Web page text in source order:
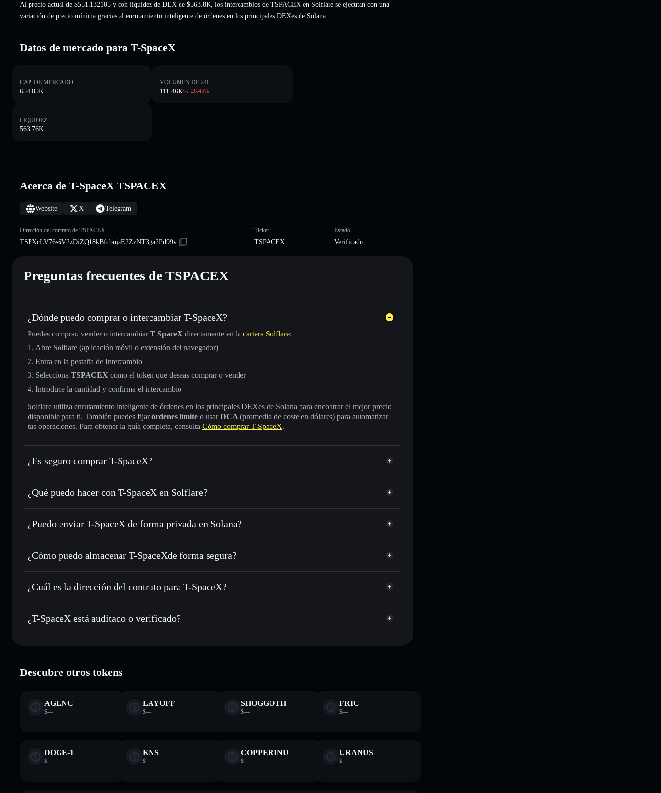
Al precio actual de $551.132105 y con liquidez de DEX de $563.8K, los intercambios de TSPACEX en Solflare se ejecutan con una
variación de precio mínima gracias al enrutamiento inteligente de órdenes en los principales DEXes de Solana.
Datos de mercado para T-SpaceX
CAP. DE MERCADO
654.85K
VOLUMEN DE 24H
111.46K 28.45%
LIQUIDEZ
563.76K
Acerca de T-SpaceX TSPACEX
Website X Telegram
Dirección del contrato de TSPACEX
TSPXcLV76s6V2zDiZQ18kBfcbnjaE2ZzNT3ga2Pd99v
Ticker
TSPACEX
Estado
Verificado
Preguntas frecuentes de TSPACEX
¿Dónde puedo comprar o intercambiar T-SpaceX?
Puedes comprar, vender o intercambiarT-SpaceX directamente en la cartera Solflare:
Abre Solflare (aplicación móvil o extensión del navegador)
Entra en la pestaña de Intercambio
Selecciona TSPACEX como el token que deseas comprar o vender
Introduce la cantidad y confirma el intercambio
Solflare utiliza enrutamiento inteligente de órdenes en los principales DEXes de Solana para encontrar el mejor precio
disponible para ti. También puedes fijarórdenes límite o usarDCA (promedio de coste en dólares) para automatizar
tus operaciones. Para obtener la guía completa, consulta Cómo comprar T-SpaceX.
¿Es seguro comprar T-SpaceX?
T-SpaceX token verificado
¿Qué puedo hacer con T-SpaceX en Solflare?
T-SpaceX
cartera de Solflare
Intercambiar al instante: operar con TSPACEX para SOL, USDC o miles de otros tokens de Solana con
privacidad integrado de Solflare
Hacer un seguimiento en tiempo real: monitorizar el precio, volumen, capitalización de mercado y liquidez de
: almacenar TSPACEX en una cartera sin custodia donde tú controla tus claves privadas
¿Puedo enviar T-SpaceX de forma privada en Solana?
cartera de Solflare agregador de privacidad
T-
SpaceX
¿Cómo puedo almacenar T-SpaceXde forma segura?
T-SpaceX cartera sin custodia Solflare
¿Cuál es la dirección del contrato para T-SpaceX?
T-SpaceX
TSPXcLV76s6V2zDiZQ18kBfcbnjaE2ZzNT3ga2Pd99v
¿T-SpaceX está auditado o verificado?
Descubre otros tokens
AGENC
$—
—
LAYOFF
$—
—
SHOGGOTH
$—
—
FRIC
$—
—
DOGE-1
$—
—
KNS
$—
—
COPPERINU
$—
—
URANUS
$—
—